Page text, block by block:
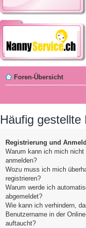
Foren-Übersicht
Häufig gestellte
Registrierung und
Warum kann ich mich nicht
anmelden?
Wozu muss ich mich
registrieren?
Warum werde ich
abgemeldet?
Wie kann ich verhindern,
Benutzername in der
auftaucht?